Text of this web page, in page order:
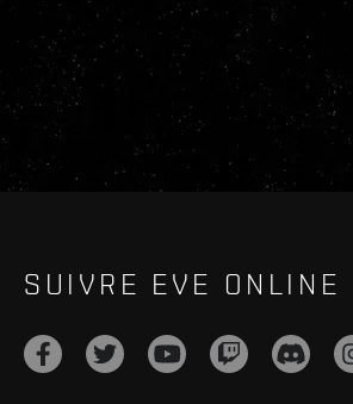
SUIVRE EVE ONLINE